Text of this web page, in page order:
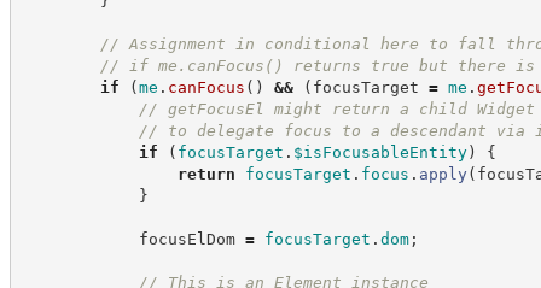
// Assignment in conditional here to fall
// if me.canFocus() returns true but there is
if
(me . canFocus ( ) && ( focusTarget = me .
// getFocusEl might return a child Widget
// to delegate focus to a descendant
if
( focusTarget . $isFocusableEntity)
{
return
focusTarget . focus . apply (
}
focusElDom = focusTarget . dom;
// This is an Element instance